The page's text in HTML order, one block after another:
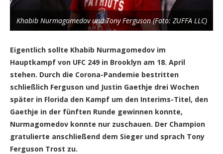
Khabib Nurmagomedov und Tony Ferguson (Foto: ZUFFA LLC)
Eigentlich sollte Khabib Nurmagomedov im
Hauptkampf von UFC 249 in Brooklyn am 18. April
stehen. Durch die Corona-Pandemie bestritten
schließlich Ferguson und Justin Gaethje drei Wochen
später in Florida den Kampf um den Interims-Titel, den
Gaethje in der fünften Runde gewinnen konnte,
Nurmagomedov konnte nur zuschauen. Der Champion
gratulierte anschließend dem Sieger und sprach Tony
Ferguson Trost zu.